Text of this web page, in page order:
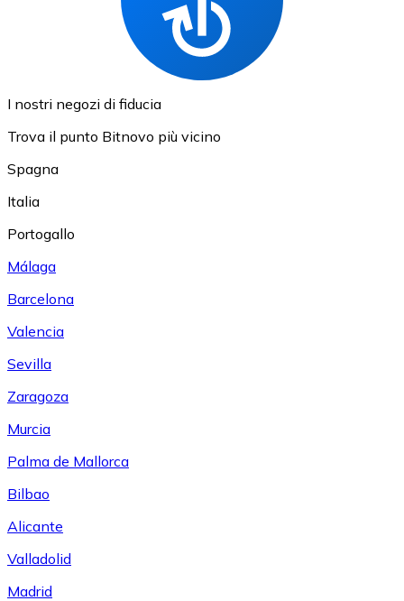
I nostri negozi di fiducia
Trova il punto Bitnovo più vicino
Spagna
Italia
Portogallo
Málaga
Barcelona
Valencia
Sevilla
Zaragoza
Murcia
Palma de Mallorca
Bilbao
Alicante
Valladolid
Madrid